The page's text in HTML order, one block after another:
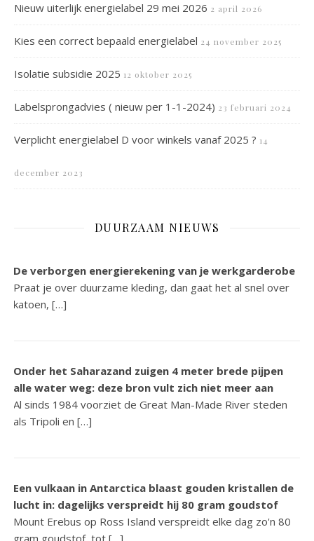
Nieuw uiterlijk energielabel 29 mei 2026 2 april 2026
Kies een correct bepaald energielabel 24 november 2025
Isolatie subsidie 2025 12 oktober 2025
Labelsprongadvies ( nieuw per 1-1-2024) 23 februari 2024
Verplicht energielabel D voor winkels vanaf 2025 ? 14
december 2023
DUURZAAM NIEUWS
De verborgen energierekening van je werkgarderobe
Praat je over duurzame kleding, dan gaat het al snel over
katoen, […]
Onder het Saharazand zuigen 4 meter brede pijpen
alle water weg: deze bron vult zich niet meer aan
Al sinds 1984 voorziet de Great Man-Made River steden
als Tripoli en […]
Een vulkaan in Antarctica blaast gouden kristallen de
lucht in: dagelijks verspreidt hij 80 gram goudstof
Mount Erebus op Ross Island verspreidt elke dag zo'n 80